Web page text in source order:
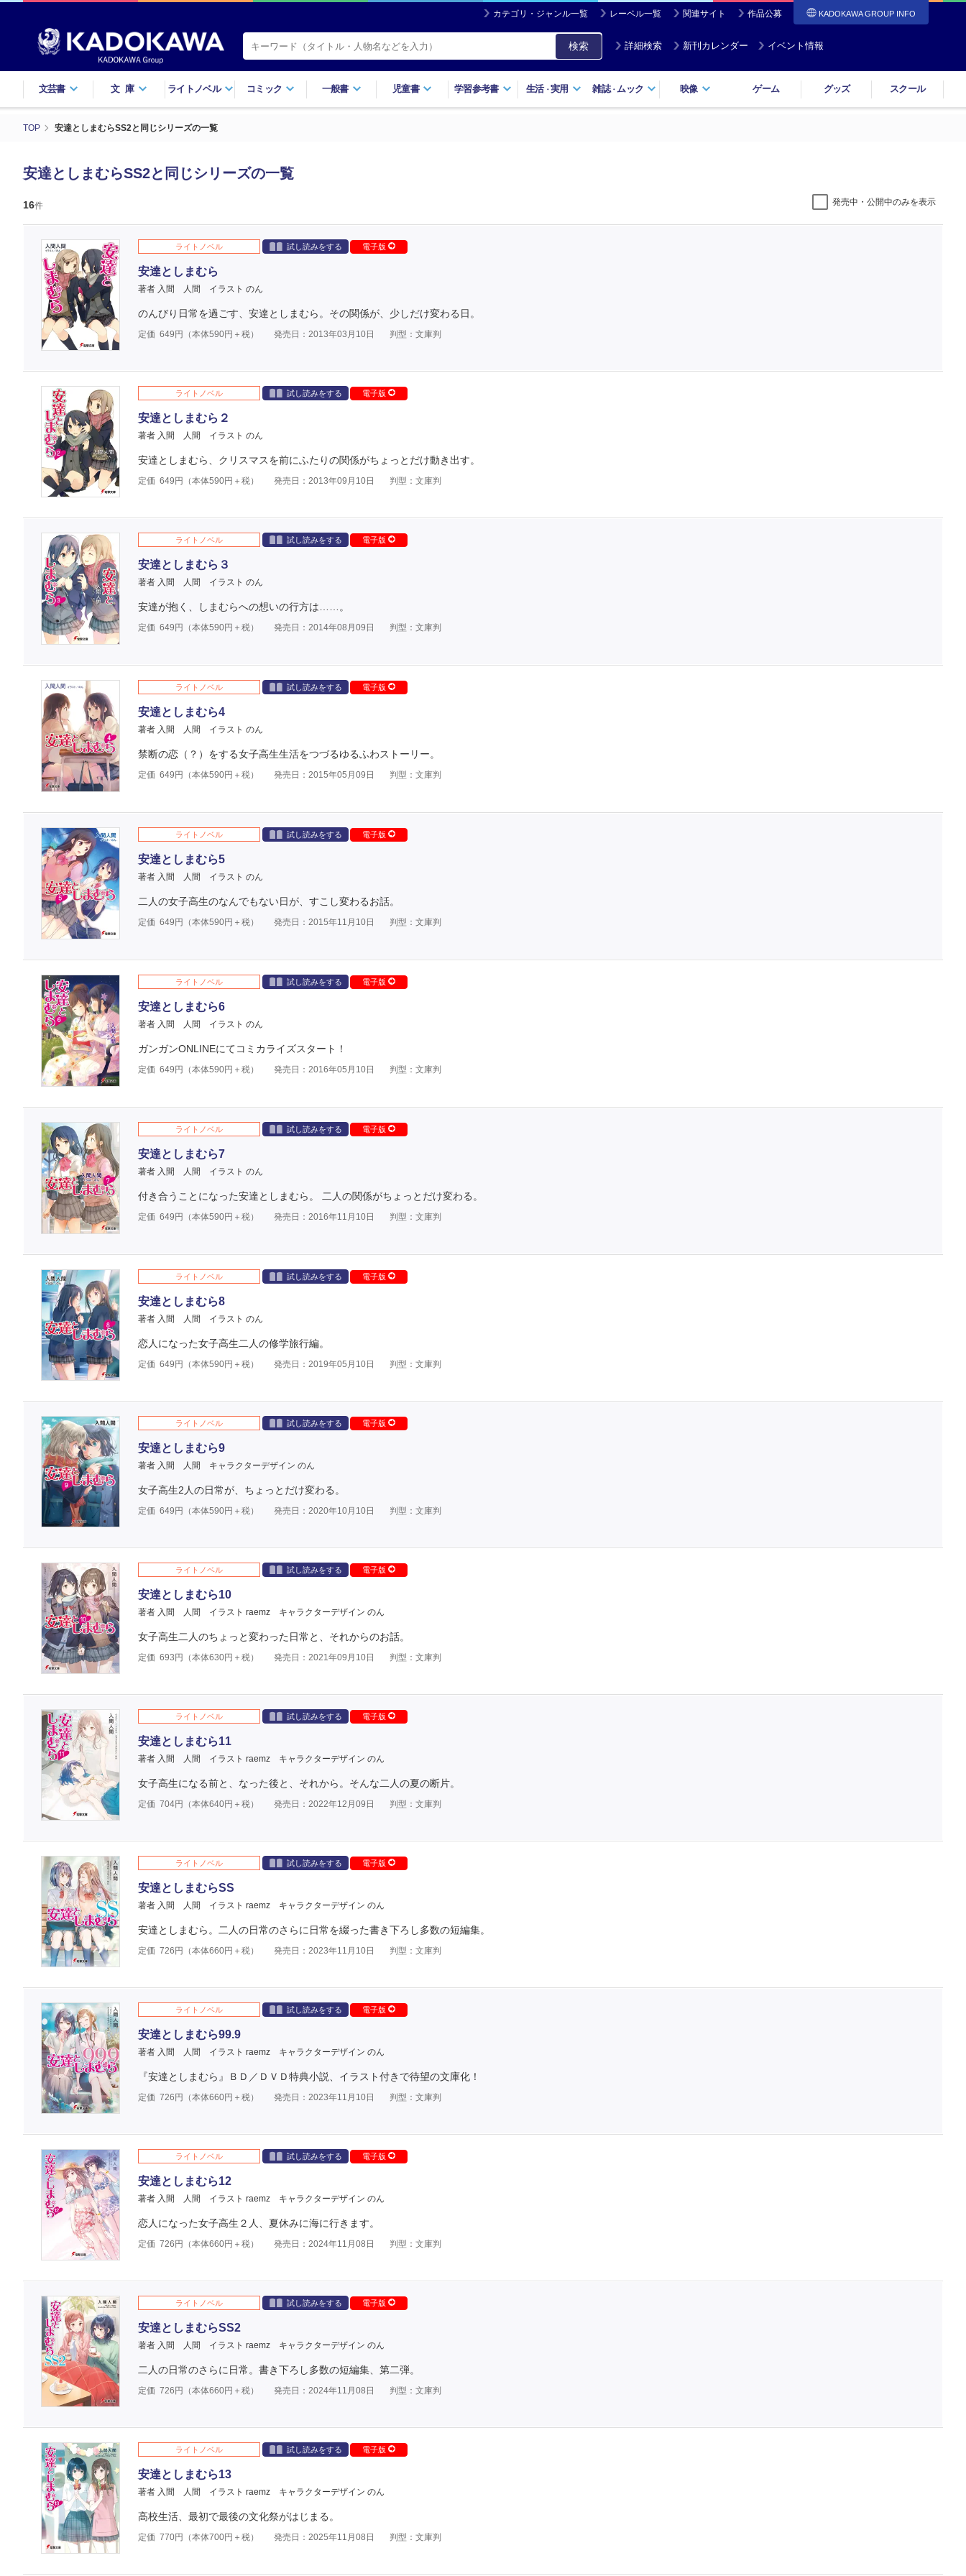
カテゴリ・ジャンル一覧 レーベル一覧 関連サイト 作品公募 KADOKAWA GROUP INFO
検索 詳細検索 新刊カレンダー イベント情報
文芸書 文庫 ライトノベル コミック 一般書 児童書 学習参考書 生活・実用 雑誌・ ムック 映像 ゲーム グッズ スクール
TOP 安達としまむらSS2と同じシリーズの一覧
安達としまむらSS2と同じシリーズの一覧
16件 発売中・公開中のみを表示
ライトノベル 試し読みをする 電子版
安達としまむら
著者 入間 人間 イラスト のん
のんびり日常を過ごす、安達としまむら。その関係が、少しだけ変わる日。
定価 649 円（本体590円＋税） 発売日：2013年03月10日 判型：文庫判
ライトノベル 試し読みをする 電子版
安達としまむら２
著者 入間 人間 イラスト のん
安達としまむら、クリスマスを前にふたりの関係がちょっとだけ動き出す。
定価 649 円（本体590円＋税） 発売日：2013年09月10日 判型：文庫判
ライトノベル 試し読みをする 電子版
安達としまむら３
著者 入間 人間 イラスト のん
安達が抱く、しまむらへの想いの行方は……。
定価 649 円（本体590円＋税） 発売日：2014年08月09日 判型：文庫判
ライトノベル 試し読みをする 電子版
安達としまむら4
著者 入間 人間 イラスト のん
禁断の恋（？）をする女子高生生活をつづるゆるふわストーリー。
定価 649 円（本体590円＋税） 発売日：2015年05月09日 判型：文庫判
ライトノベル 試し読みをする 電子版
安達としまむら5
著者 入間 人間 イラスト のん
二人の女子高生のなんでもない日が、すこし変わるお話。
定価 649 円（本体590円＋税） 発売日：2015年11月10日 判型：文庫判
ライトノベル 試し読みをする 電子版
安達としまむら6
著者 入間 人間 イラスト のん
ガンガンONLINEにてコミカライズスタート！
定価 649 円（本体590円＋税） 発売日：2016年05月10日 判型：文庫判
ライトノベル 試し読みをする 電子版
安達としまむら7
著者 入間 人間 イラスト のん
付き合うことになった安達としまむら。 二人の関係がちょっとだけ変わる。
定価 649 円（本体590円＋税） 発売日：2016年11月10日 判型：文庫判
ライトノベル 試し読みをする 電子版
安達としまむら8
著者 入間 人間 イラスト のん
恋人になった女子高生二人の修学旅行編。
定価 649 円（本体590円＋税） 発売日：2019年05月10日 判型：文庫判
ライトノベル 試し読みをする 電子版
安達としまむら9
著者 入間 人間 キャラクターデザイン のん
女子高生2人の日常が、ちょっとだけ変わる。
定価 649 円（本体590円＋税） 発売日：2020年10月10日 判型：文庫判
ライトノベル 試し読みをする 電子版
安達としまむら10
著者 入間 人間 イラスト raemz キャラクターデザイン のん
女子高生二人のちょっと変わった日常と、それからのお話。
定価 693 円（本体630円＋税） 発売日：2021年09月10日 判型：文庫判
ライトノベル 試し読みをする 電子版
安達としまむら11
著者 入間 人間 イラスト raemz キャラクターデザイン のん
女子高生になる前と、なった後と、それから。そんな二人の夏の断片。
定価 704円（本体640円＋税） 発売日：2022年12月09日 判型：文庫判
ライトノベル 試し読みをする 電子版
安達としまむらSS
著者 入間 人間 イラスト raemz キャラクターデザイン のん
安達としまむら。二人の日常のさらに日常を綴った書き下ろし多数の短編集。
定価 726 円（本体660円＋税） 発売日：2023年11月10日 判型：文庫判
ライトノベル 試し読みをする 電子版
安達としまむら99.9
著者 入間 人間 イラスト raemz キャラクターデザイン のん
『安達としまむら』ＢＤ／ＤＶＤ特典小説、イラスト付きで待望の文庫化！
定価 726 円（本体660円＋税） 発売日：2023年11月10日 判型：文庫判
ライトノベル 試し読みをする 電子版
安達としまむら12
著者 入間 人間 イラスト raemz キャラクターデザイン のん
恋人になった女子高生２人、夏休みに海に行きます。
定価 726 円（本体660円＋税） 発売日：2024年11月08日 判型：文庫判
ライトノベル 試し読みをする 電子版
安達としまむらSS2
著者 入間 人間 イラスト raemz キャラクターデザイン のん
二人の日常のさらに日常。書き下ろし多数の短編集、第二弾。
定価 726 円（本体660円＋税） 発売日：2024年11月08日 判型：文庫判
ライトノベル 試し読みをする 電子版
安達としまむら13
著者 入間 人間 イラスト raemz キャラクターデザイン のん
高校生活、最初で最後の文化祭がはじまる。
定価 770円（本体700円＋税） 発売日：2025年11月08日 判型：文庫判